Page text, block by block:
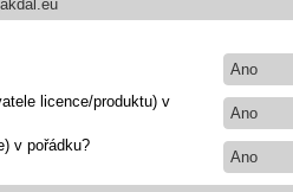
Ano
licence/produktu) v
Ano
v pořádku?
Ano